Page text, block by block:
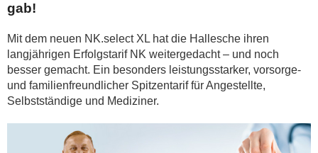
gab!
Mit dem neuen NK.select XL hat die Hallesche ihren
langjährigen Erfolgstarif NK weitergedacht– und noch
besser gemacht. Ein besonders leistungsstarker, vorsorge-
und familienfreundlicher Spitzentarif für Angestellte,
Selbstständige und Mediziner.